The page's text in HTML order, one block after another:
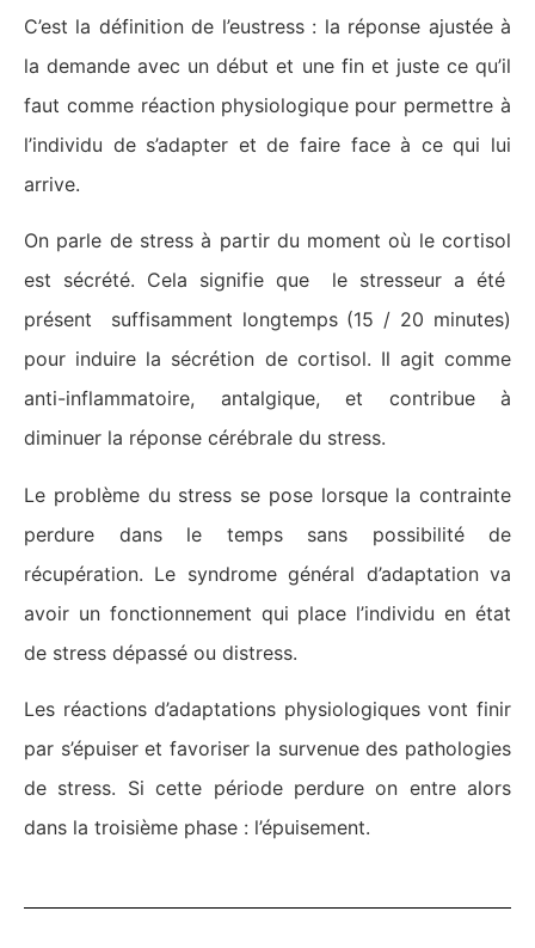
C’est la définition de l’eustress : la réponse ajustée à
la demande avec un début et une fin et juste ce qu’il
faut comme réaction physiologique pour permettre à
l’individu de s’adapter et de faire face à ce qui lui
arrive.
On parle de stress à partir du moment où le cortisol
est sécrété. Cela signifie que le stresseur a été
présent suffisamment longtemps (15 / 20 minutes)
pour induire la sécrétion de cortisol. Il agit comme
anti-inflammatoire, antalgique, et contribue à
diminuer la réponse cérébrale du stress.
Le problème du stress se pose lorsque la contrainte
perdure dans le temps sans possibilité de
récupération. Le syndrome général d’adaptation va
avoir un fonctionnement qui place l’individu en état
de stress dépassé ou distress.
Les réactions d’adaptations physiologiques vont finir
par s’épuiser et favoriser la survenue des pathologies
de stress. Si cette période perdure on entre alors
dans la troisième phase : l’épuisement.